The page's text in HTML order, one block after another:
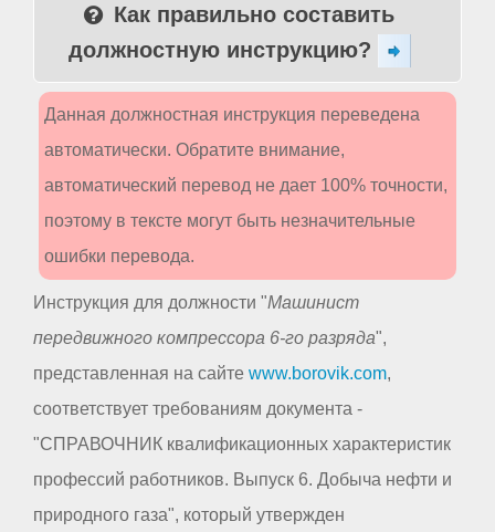
Как правильно составить
должностную инструкцию?
Данная должностная инструкция переведена
автоматически. Обратите внимание,
автоматический перевод не дает 100% точности,
поэтому в тексте могут быть незначительные
ошибки перевода.
Инструкция для должности "Машинист
передвижного компрессора 6-го разряда",
представленная на сайте www.borovik.com,
соответствует требованиям документа -
"СПРАВОЧНИК квалификационных характеристик
профессий работников. Выпуск 6. Добыча нефти и
природного газа", который утвержден